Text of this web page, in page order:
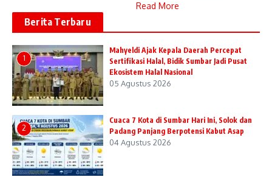
Read More
Berita Terbaru
1
Mahyeldi Ajak Kepala Daerah Percepat
Sertifikasi Halal, Bidik Sumbar Jadi Pusat
Ekosistem Halal Nasional
05 Agustus 2026
2
Cuaca 7 Kota di Sumbar Hari Ini, Solok dan
Padang Panjang Berpotensi Kabut Asap
04 Agustus 2026